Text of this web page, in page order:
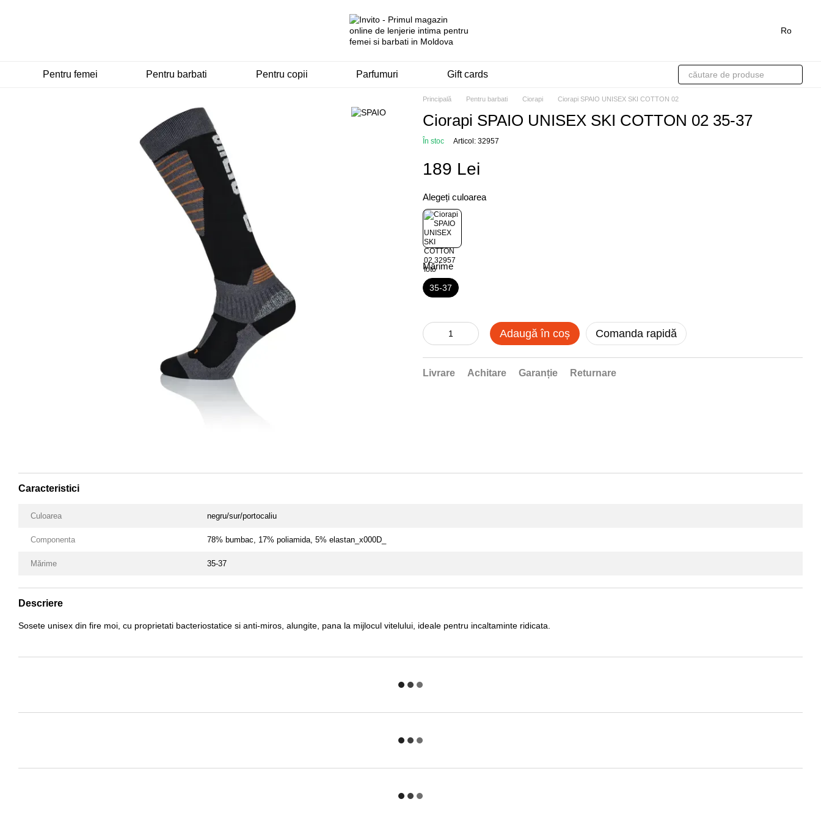
Ro
Pentru femei Pentru barbati Pentru copii Parfumuri Gift cards
Principală Pentru barbati Ciorapi Ciorapi SPAIO UNISEX SKI COTTON 02
Ciorapi SPAIO UNISEX SKI COTTON 02 35-37
În stoc Articol: 32957
189 Lei
Alegeți culoarea
Mărime
35-37
Adaugă în coș Comanda rapidă
Livrare Achitare Garanție Returnare
Caracteristici
Culoarea negru/sur/portocaliu
Componenta 78% bumbac, 17% poliamida, 5% elastan_x000D_
Mărime 35-37
Descriere
Sosete unisex din fire moi, cu proprietati bacteriostatice si anti-miros, alungite, pana la mijlocul vitelului, ideale pentru incaltaminte ridicata.